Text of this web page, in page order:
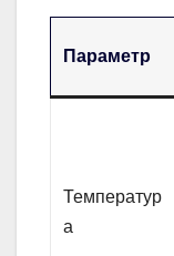
Параметр
Температур
а